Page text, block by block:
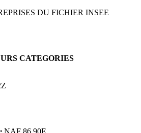
DU FICHIER INSEE
CATEGORIES
NAF 86.90E